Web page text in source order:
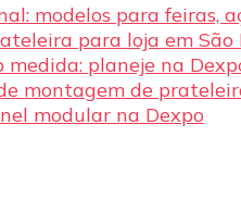
modelos para feiras,
para loja em São
medida: planeje na
montagem de
modular na Dexpo